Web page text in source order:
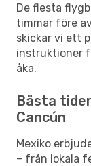
De flesta
timmar före
skickar vi ett
instruktioner
åka.
Bästa
Cancún
Mexiko
– från lokala